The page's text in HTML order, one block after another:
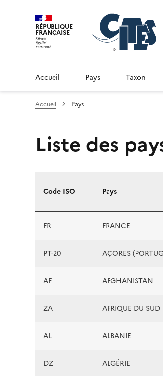
RÉPUBLIQUE
FRANÇAISE
Accueil Pays Taxon
Accueil Pays
Liste des
Liste des pays
Code ISO Pays
FR FRANCE
PT-20 AÇORES
AF AFGHANISTAN
ZA AFRIQUE DU SUD
AL ALBANIE
DZ ALGÉRIE